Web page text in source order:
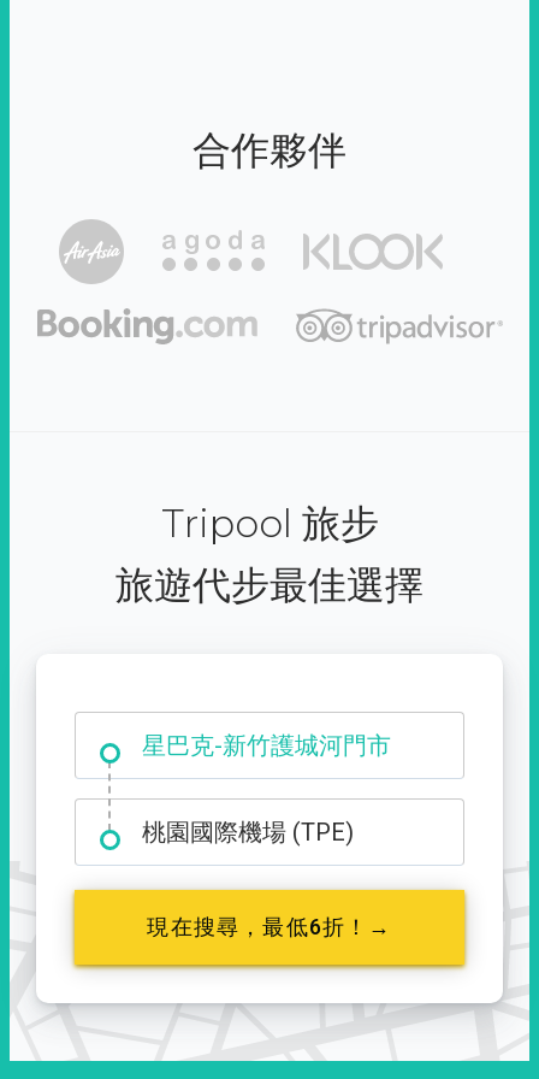
合作夥伴
Tripool 旅步
旅遊代步最佳選擇
星巴克-新竹護城河門市
大霸尖山登山口
桃園國際機場 (TPE)
現在搜尋，最低6折！→